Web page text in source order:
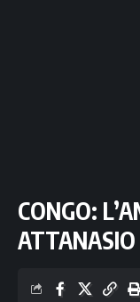
CONGO: